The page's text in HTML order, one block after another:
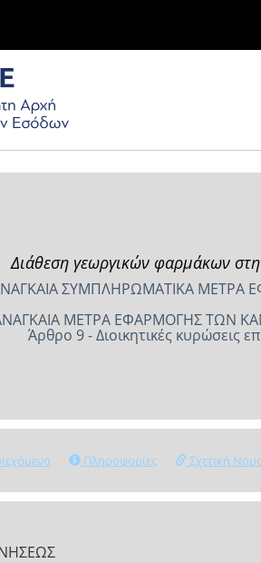
Διάθεση γεωργικών φαρμάκων
ΣΥΜΠΛΗΡΩΜΑΤΙΚΑ ΜΕΤΡΑ
ΜΕΤΡΑ ΕΦΑΡΜΟΓΗΣ TΩΝ
Άρθρο 9 - Διοικητικές κυρώσεις
Πληροφορίες Σχετική